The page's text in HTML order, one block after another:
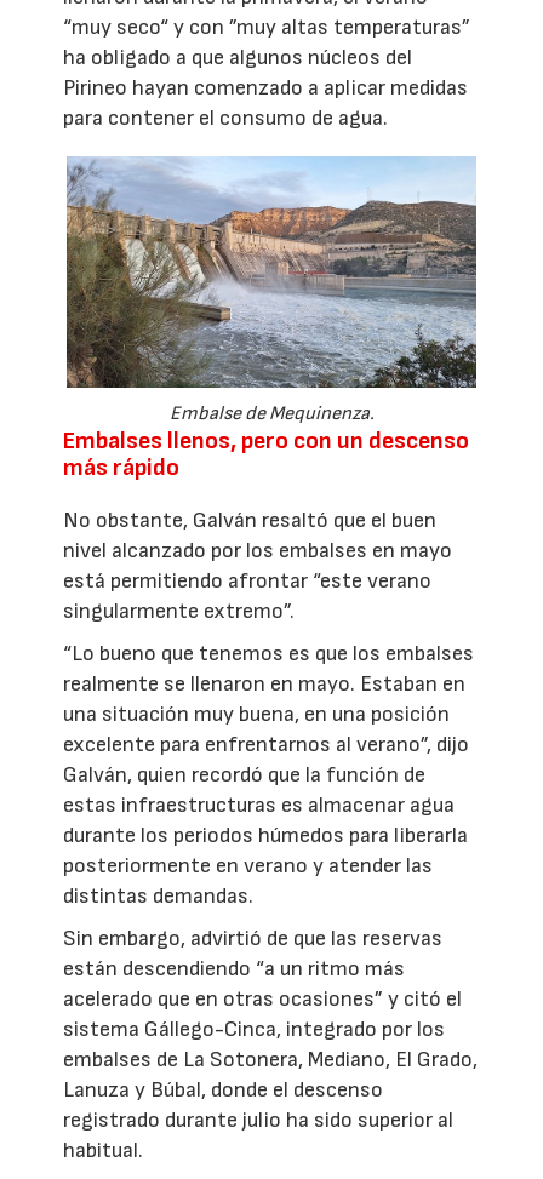
“muy seco“ y con ”muy altas temperaturas”
ha obligado a que algunos núcleos del
Pirineo hayan comenzado a aplicar medidas
para contener el consumo de agua.
Embalse de Mequinenza.
Embalses llenos, pero con un descenso
más rápido
No obstante, Galván resaltó que el buen
nivel alcanzado por los embalses en mayo
está permitiendo afrontar “este verano
singularmente extremo”.
“Lo bueno que tenemos es que los embalses
realmente se llenaron en mayo. Estaban en
una situación muy buena, en una posición
excelente para enfrentarnos al verano”, dijo
Galván, quien recordó que la función de
estas infraestructuras es almacenar agua
durante los periodos húmedos para liberarla
posteriormente en verano y atender las
distintas demandas.
Sin embargo, advirtió de que las reservas
están descendiendo “a un ritmo más
acelerado que en otras ocasiones” y citó el
sistema Gállego-Cinca, integrado por los
embalses de La Sotonera, Mediano, El Grado,
Lanuza y Búbal, donde el descenso
registrado durante julio ha sido superior al
habitual.